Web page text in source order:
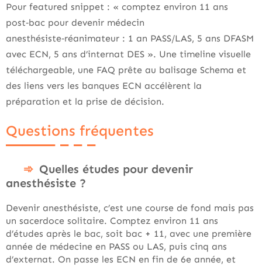
Pour featured snippet : « comptez environ 11 ans
post‑bac pour devenir médecin
anesthésiste‑réanimateur : 1 an PASS/LAS, 5 ans DFASM
avec ECN, 5 ans d’internat DES ». Une timeline visuelle
téléchargeable, une FAQ prête au balisage Schema et
des liens vers les banques ECN accélèrent la
préparation et la prise de décision.
Questions fréquentes
Quelles études pour devenir
anesthésiste ?
Devenir anesthésiste, c’est une course de fond mais pas
un sacerdoce solitaire. Comptez environ 11 ans
d’études après le bac, soit bac + 11, avec une première
année de médecine en PASS ou LAS, puis cinq ans
d’externat. On passe les ECN en fin de 6e année, et